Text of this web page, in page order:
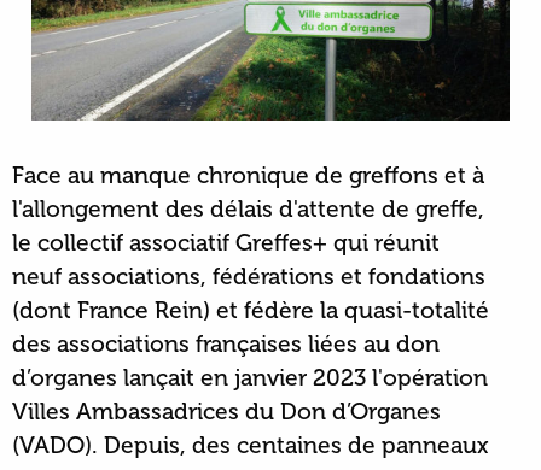
Face au manque chronique de greffons et à
l'allongement des délais d'attente de greffe,
le collectif associatif Greffes+ qui réunit
neuf associations, fédérations et fondations
(dont France Rein) et fédère la quasi-totalité
des associations françaises liées au don
d’organes lançait en janvier 2023 l'opération
Villes Ambassadrices du Don d’Organes
(VADO). Depuis, des centaines de panneaux